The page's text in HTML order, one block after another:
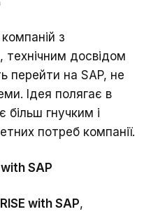
з
технічним досвідом
перейти на SAP, не
Ідея полягає в
гнучким і
потреб компанії.
SAP
RISE with SAP,